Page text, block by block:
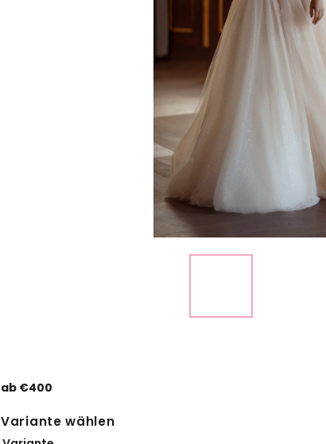
ab €400
Variante wählen